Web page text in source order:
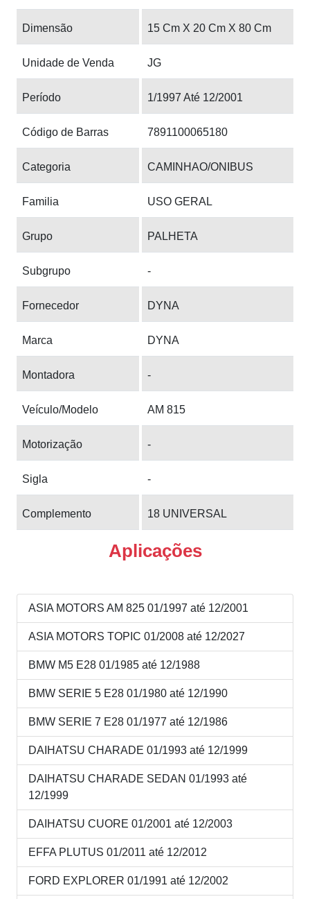
Dimensão 15 Cm X 20 Cm X 80 Cm
Unidade de Venda JG
Período 1/1997 Até 12/2001
Código de Barras 7891100065180
Categoria CAMINHAO/ONIBUS
Familia USO GERAL
Grupo PALHETA
Subgrupo -
Fornecedor DYNA
Marca DYNA
Montadora -
Veículo/Modelo AM 815
Motorização -
Sigla -
Complemento 18 UNIVERSAL
Aplicações
ASIA MOTORS AM 825 01/1997 até 12/2001
ASIA MOTORS TOPIC 01/2008 até 12/2027
BMW M5 E28 01/1985 até 12/1988
BMW SERIE 5 E28 01/1980 até 12/1990
BMW SERIE 7 E28 01/1977 até 12/1986
DAIHATSU CHARADE 01/1993 até 12/1999
DAIHATSU CHARADE SEDAN 01/1993 até
12/1999
DAIHATSU CUORE 01/2001 até 12/2003
EFFA PLUTUS 01/2011 até 12/2012
FORD EXPLORER 01/1991 até 12/2002